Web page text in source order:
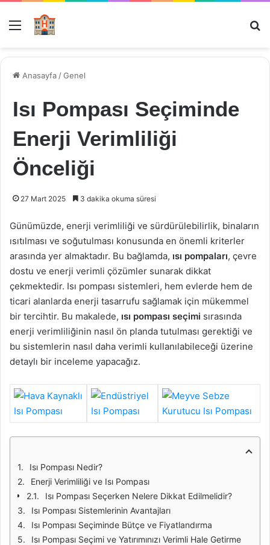
Menü
Anasayfa /Genel
Isı Pompası Seçiminde
Enerji Verimliliği
Önceliği
27 Mart 2025 3 dakika okuma süresi
Günümüzde, enerji verimliliği ve sürdürülebilirlik, binaların
ısıtılması ve soğutulması konusunda en önemli kriterler
arasında yer almaktadır. Bu bağlamda, ısı pompaları, çevre
dostu ve enerji verimli çözümler sunarak dikkat
çekmektedir. Isı pompası sistemleri, hem evlerde hem de
ticari alanlarda enerji tasarrufu sağlamak için mükemmel
bir tercihtir. Bu makalede, ısı pompası seçimi sırasında
enerji verimliliğinin nasıl ön planda tutulması gerektiği ve
bu sistemlerin nasıl daha verimli kullanılabileceği üzerine
detaylı bir inceleme yapacağız.
Isı Pompası Nedir?
Enerji Verimliliği ve Isı Pompası
Isı Pompası Seçerken Nelere Dikkat Edilmelidir?
Isı Pompası Sistemlerinin Avantajları
Isı Pompası Seçiminde Bütçe ve Fiyatlandırma
Isı Pompası Seçimi ve Yatırımınızı Verimli Hale Getirme